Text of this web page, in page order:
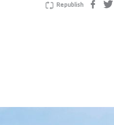
Republish